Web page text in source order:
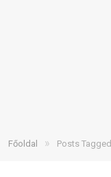
Főoldal » Posts